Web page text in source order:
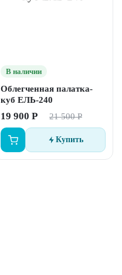
В наличии
Облегченная палатка-
куб ЕЛЬ-240
19 900 Р 21 500 Р
Купить